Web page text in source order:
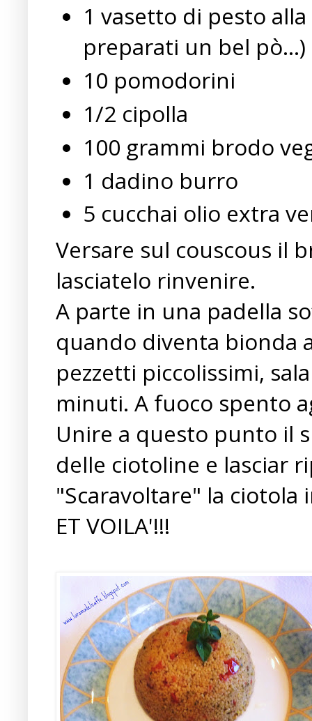
1 vasetto di pesto
preparati un bel pò...)
10 pomodorini
1/2 cipolla
100 grammi brodo
1 dadino burro
5 cucchai olio extra
Versare sul couscous il
lasciatelo rinvenire.
A parte in una padella
quando diventa bionda
pezzetti piccolissimi,
minuti. A fuoco spento
Unire a questo punto il
delle ciotoline e lasciar
"Scaravoltare" la ciotola
ET VOILA'!!!